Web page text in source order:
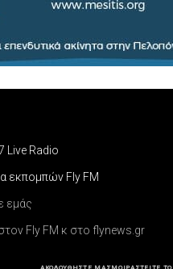
Live Radio
εκπομπών Fly FM
εμάς
Fly FM κ στο flynews.gr